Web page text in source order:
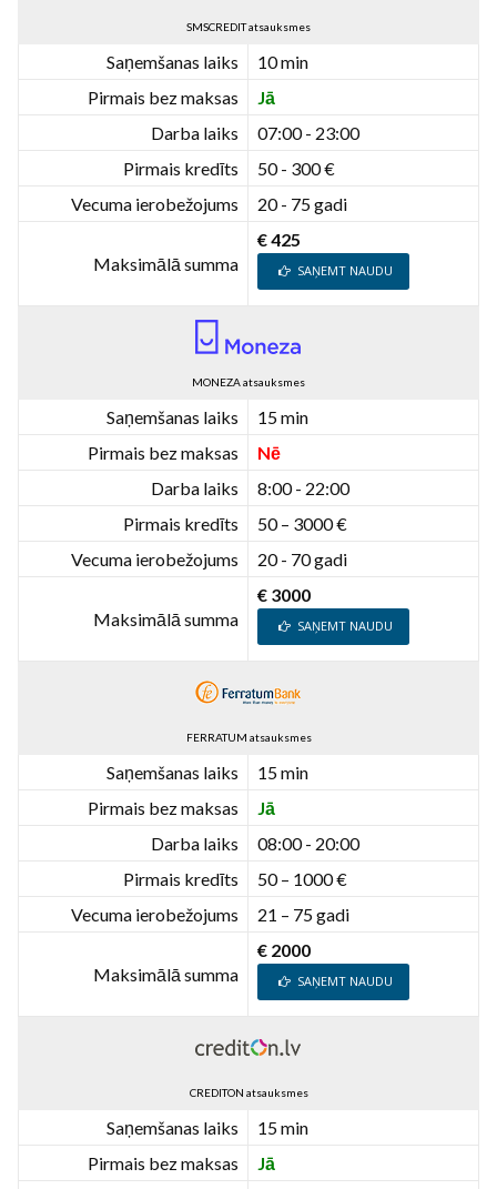
SMSCREDIT atsauksmes
Saņemšanas laiks
10 min
Pirmais bez maksas
Jā
Darba laiks
07:00 - 23:00
Pirmais kredīts
50 - 300 €
Vecuma ierobežojums
20 - 75 gadi
Maksimālā summa
€ 425
SAŅEMT NAUDU
MONEZA atsauksmes
Saņemšanas laiks
15 min
Pirmais bez maksas
Nē
Darba laiks
8:00 - 22:00
Pirmais kredīts
50 – 3000 €
Vecuma ierobežojums
20 - 70 gadi
Maksimālā summa
€ 3000
SAŅEMT NAUDU
FERRATUM atsauksmes
Saņemšanas laiks
15 min
Pirmais bez maksas
Jā
Darba laiks
08:00 - 20:00
Pirmais kredīts
50 – 1000 €
Vecuma ierobežojums
21 – 75 gadi
Maksimālā summa
€ 2000
SAŅEMT NAUDU
CREDITON atsauksmes
Saņemšanas laiks
15 min
Pirmais bez maksas
Jā